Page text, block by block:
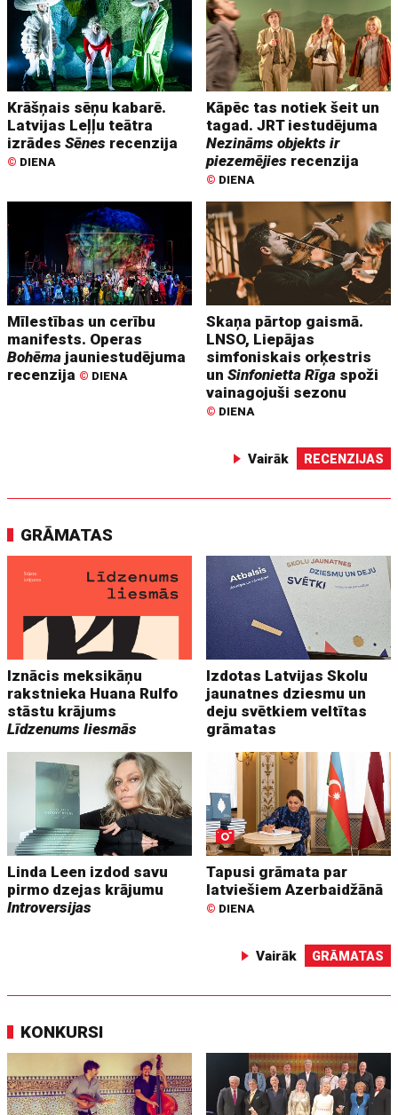
Krāšņais sēņu kabarē.
Latvijas Leļļu teātra
izrādesSēnes recenzija
© DIENA
Kāpēc tas notiek šeit un
tagad. JRT iestudējuma
Nezināms objekts ir
piezemējies recenzija
© DIENA
Mīlestības un cerību
manifests. Operas
Bohēma jauniestudējuma
recenzija © DIENA
Skaņa pārtop gaismā.
LNSO, Liepājas
simfoniskais orķestris
unSinfonietta Rīga spoži
vainagojuši sezonu
© DIENA
Vairāk RECENZIJAS
GRĀMATAS
Iznācis meksikāņu
rakstnieka Huana Rulfo
stāstu krājums
Līdzenums liesmās
Izdotas Latvijas Skolu
jaunatnes dziesmu un
deju svētkiem veltītas
grāmatas
Linda Leen izdod savu
pirmo dzejas krājumu
Introversijas
Tapusi grāmata par
latviešiem Azerbaidžānā
© DIENA
Vairāk GRĀMATAS
KONKURSI